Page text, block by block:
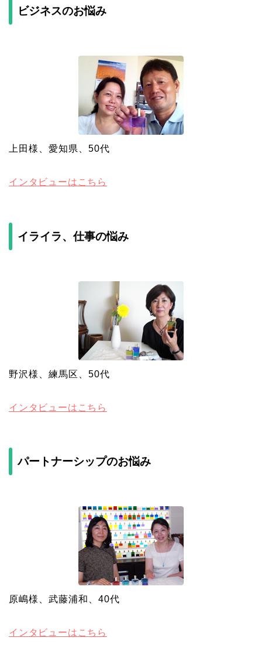
ビジネスのお悩み
上田様、愛知県、50代
インタビューはこちら
イライラ、仕事の悩み
野沢様、練馬区、50代
インタビューはこちら
パートナーシップのお悩み
原嶋様、武藤浦和、40代
インタビューはこちら